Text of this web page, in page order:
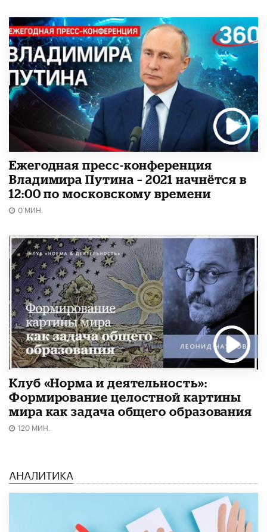
Ежегодная пресс-конференция
Владимира Путина – 2021 начнётся в
12:00 по московскому времени
0 МИН.
Клуб «Норма и деятельность»:
Формирование целостной картины
мира как задача общего образования
120 МИН.
АНАЛИТИКА